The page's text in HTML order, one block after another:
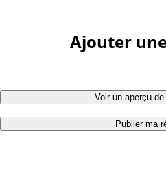
Ajouter
Voir un aperçu
Publier ma